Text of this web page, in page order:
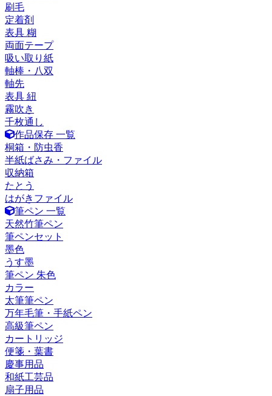
刷毛
定着剤
表具 糊
両面テープ
吸い取り紙
軸棒・八双
軸先
表具 紐
霧吹き
千枚通し
作品保存 一覧
桐箱・防虫香
半紙ばさみ・ファイル
収納箱
たとう
はがきファイル
筆ペン 一覧
天然竹筆ペン
筆ペンセット
墨色
うす墨
筆ペン 朱色
カラー
太筆筆ペン
万年毛筆・手紙ペン
高級筆ペン
カートリッジ
便箋・葉書
慶事用品
和紙工芸品
扇子用品